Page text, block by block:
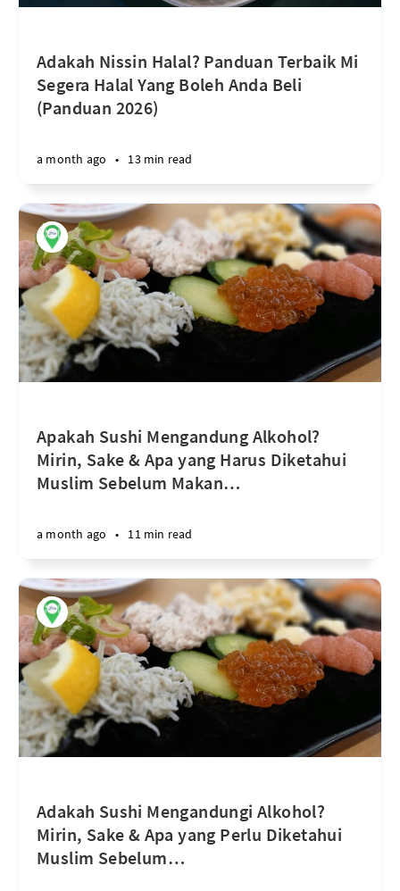
Adakah Nissin Halal? Panduan Terbaik Mi
Segera Halal Yang Boleh Anda Beli
(Panduan 2026)
a month ago • 13 min read
Apakah Sushi Mengandung Alkohol?
Mirin, Sake & Apa yang Harus Diketahui
Muslim Sebelum Makan…
a month ago • 11 min read
Adakah Sushi Mengandungi Alkohol?
Mirin, Sake & Apa yang Perlu Diketahui
Muslim Sebelum…